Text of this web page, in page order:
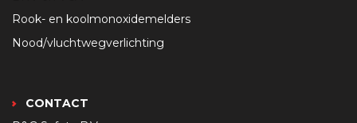
Rook- en koolmonoxidemelders
Nood/vluchtwegverlichting
CONTACT